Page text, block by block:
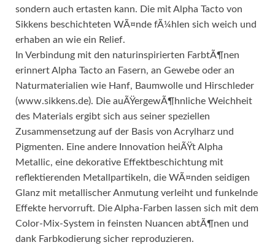
sondern auch ertasten kann. Die mit Alpha Tacto von
Sikkens beschichteten WÃ¤nde fÃ¼hlen sich weich und
erhaben an wie ein Relief.
In Verbindung mit den naturinspirierten FarbtÃ¶nen
erinnert Alpha Tacto an Fasern, an Gewebe oder an
Naturmaterialien wie Hanf, Baumwolle und Hirschleder
(www.sikkens.de). Die auÃŸergewÃ¶hnliche Weichheit
des Materials ergibt sich aus seiner speziellen
Zusammensetzung auf der Basis von Acrylharz und
Pigmenten. Eine andere Innovation heiÃŸt Alpha
Metallic, eine dekorative Effektbeschichtung mit
reflektierenden Metallpartikeln, die WÃ¤nden seidigen
Glanz mit metallischer Anmutung verleiht und funkelnde
Effekte hervorruft. Die Alpha-Farben lassen sich mit dem
Color-Mix-System in feinsten Nuancen abtÃ¶nen und
dank Farbkodierung sicher reproduzieren.